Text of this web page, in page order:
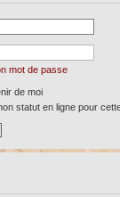
mot de passe
de moi
statut en ligne pour